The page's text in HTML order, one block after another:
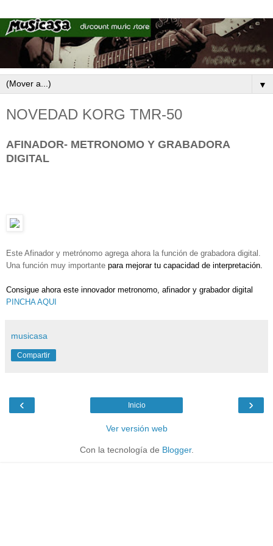
▼
NOVEDAD KORG TMR-50
AFINADOR- METRONOMO Y GRABADORA
DIGITAL
Este Afinador y metrónomo agrega ahora la función de grabadora digital.
Una función muy importante para mejorar tu capacidad de interpretación.
Consigue ahora este innovador metronomo, afinador y grabador digital
PINCHA AQUI
musicasa
Compartir
‹ ›
Inicio
Ver versión web
Con la tecnología de Blogger.